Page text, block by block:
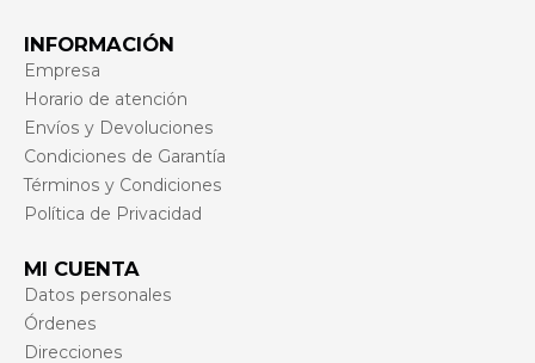
INFORMACIÓN
Empresa
Horario de atención
Envíos y Devoluciones
Condiciones de Garantía
Términos y Condiciones
Política de Privacidad
MI CUENTA
Datos personales
Órdenes
Direcciones